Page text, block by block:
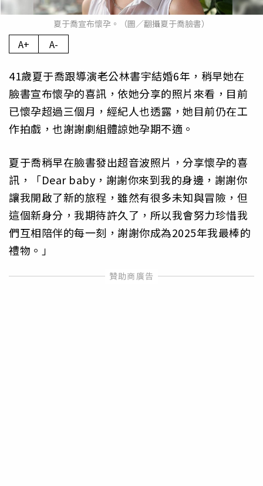
夏于喬宣布懷孕。（圖／翻攝夏于喬臉書）
A+ A-
41歲夏于喬跟導演老公林書宇結婚6年，稍早她在
臉書宣布懷孕的喜訊，依她分享的照片來看，目前
已懷孕超過三個月，經紀人也透露，她目前仍在工
作拍戲，也謝謝劇組體諒她孕期不適。
夏于喬稍早在臉書發出超音波照片，分享懷孕的喜
訊，「Dear baby，謝謝你來到我的身邊，謝謝你
讓我開啟了新的旅程，雖然有很多未知與冒險，但
這個新身分，我期待許久了，所以我會努力珍惜我
們互相陪伴的每一刻，謝謝你成為2025年我最棒的
禮物。」